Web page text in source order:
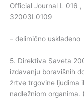
Official Journal L 016
32003L0109
– delimično usklađeno
5. Direktiva Saveta
izdavanju boravišnih
žrtve trgovine ljudima
nadležniom